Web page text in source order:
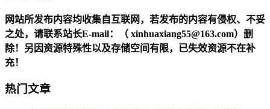
网站所发布内容均收集自互联网，若发布的内容有侵权、不妥
之处，请联系站长E-mail：（ xinhuaxiang55@163.com）删
除！另因资源特殊性以及存储空间有限，已失效资源不在补
充！
热门文章